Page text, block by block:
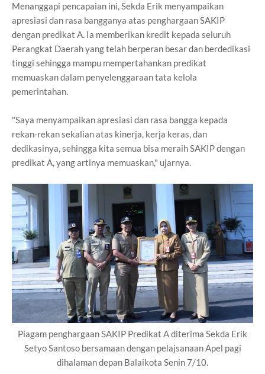
Menanggapi pencapaian ini, Sekda Erik menyampaikan
apresiasi dan rasa bangganya atas penghargaan SAKIP
dengan predikat A. Ia memberikan kredit kepada seluruh
Perangkat Daerah yang telah berperan besar dan berdedikasi
tinggi sehingga mampu mempertahankan predikat
memuaskan dalam penyelenggaraan tata kelola
pemerintahan.
"Saya menyampaikan apresiasi dan rasa bangga kepada
rekan-rekan sekalian atas kinerja, kerja keras, dan
dedikasinya, sehingga kita semua bisa meraih SAKIP dengan
predikat A, yang artinya memuaskan," ujarnya.
Piagam penghargaan SAKIP Predikat A diterima Sekda Erik
Setyo Santoso bersamaan dengan pelajsanaan Apel pagi
dihalaman depan Balaikota Senin 7/10.